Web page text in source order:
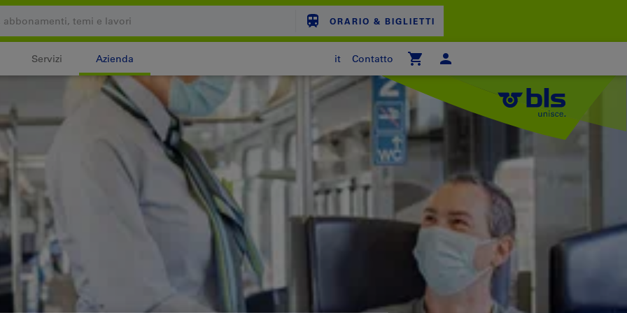
ORARIO & BIGLIETTI
Servizi Azienda it
Contatto
Il carrello è vuoto
Login